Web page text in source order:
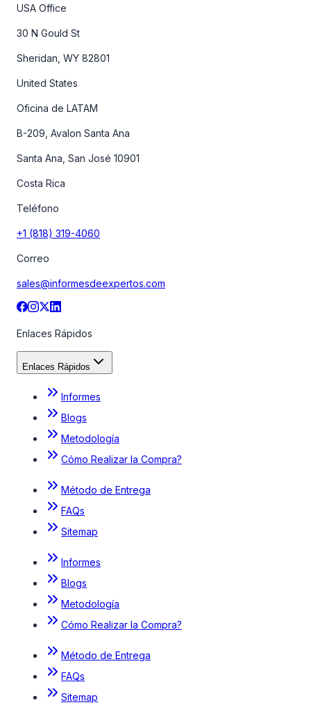
USA Office
30 N Gould St
Sheridan, WY 82801
United States
Oficina de LATAM
B-209, Avalon Santa Ana
Santa Ana, San José 10901
Costa Rica
Teléfono
+1 (818) 319-4060
Correo
sales@informesdeexpertos.com
Enlaces Rápidos
Enlaces Rápidos
Informes
Blogs
Metodología
Cómo Realizar la Compra?
Método de Entrega
FAQs
Sitemap
Informes
Blogs
Metodología
Cómo Realizar la Compra?
Método de Entrega
FAQs
Sitemap